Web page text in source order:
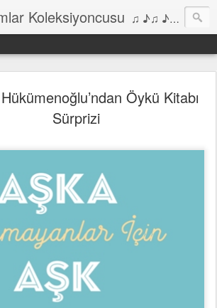
Koleksiyoncusu ♫ ♪♫ ♪ ♫ ♪♫ ♪•♫♪ 2006'dan bu yana Film, Dizi, Müzik ve Kitaplar üzerine Yazılar Diyarı...
Öykü Kitabı
Sürprizi